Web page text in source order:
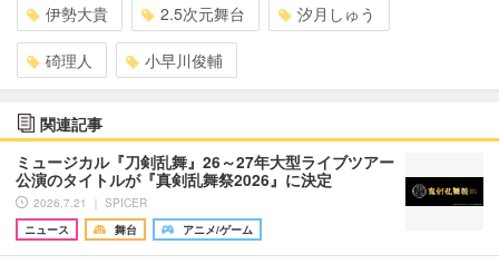
伊勢大貴 2.5次元舞台 汐月しゅう
碕理人 小早川俊輔
関連記事
ミュージカル『刀剣乱舞』26～27年大型ライブツアー
公演のタイトルが『真剣乱舞祭2026』に決定
2026.7.21 ｜ SPICER
ニュース
舞台 アニメ/ゲーム